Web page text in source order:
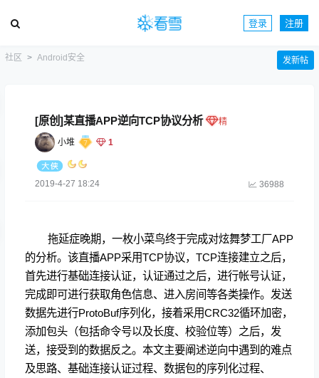
登录 注册
社区 Android安全 发新帖
[原创]某直播APP逆向TCP协议分析
小堆 1
2019-4-27 18:24 36988
拖延症晚期，一枚小菜鸟终于完成对炫舞梦工厂APP
的分析。该直播APP采用TCP协议，TCP连接建立之后，
首先进行基础连接认证，认证通过之后，进行帐号认证，
完成即可进行获取角色信息、进入房间等各类操作。发送
数据先进行ProtoBuf序列化，接着采用CRC32循环加密，
添加包头（包括命令号以及长度、校验位等）之后，发
送，接受到的数据反之。本文主要阐述逆向中遇到的难点
及思路、基础连接认证过程、数据包的序列化过程、